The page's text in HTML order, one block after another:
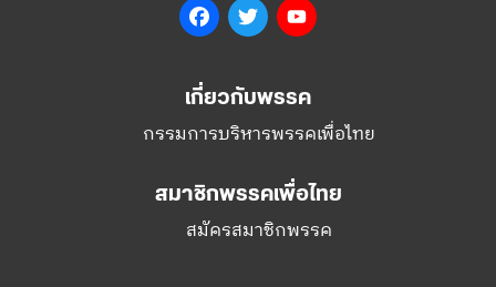
FacebookTwitter
เกี่ยวกับพรรค
กรรมการบริหารพรรคเพื่อไทย
สมาชิกพรรคเพื่อไทย
สมัครสมาชิกพรรค